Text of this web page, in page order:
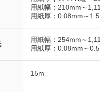
用紙幅：210mm～
用紙厚：0.08mm～
用紙幅：254mm～
用紙厚：0.08mm～
15m